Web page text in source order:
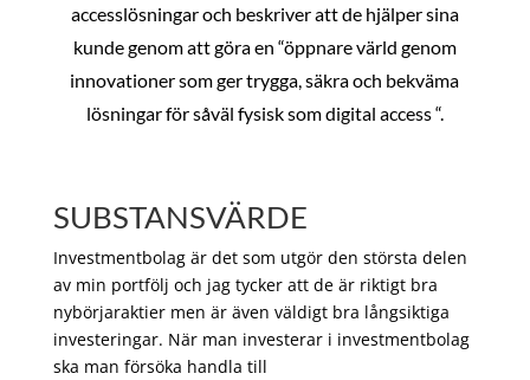
accesslösningar och beskriver att de hjälper sina
kunde genom att göra en “öppnare värld genom
innovationer som ger trygga, säkra och bekväma
lösningar för såväl fysisk som digital access “.
SUBSTANSVÄRDE
Investmentbolag är det som utgör den största delen
av min portfölj och jag tycker att de är riktigt bra
nybörjaraktier men är även väldigt bra långsiktiga
investeringar. När man investerar i investmentbolag
ska man försöka handla till